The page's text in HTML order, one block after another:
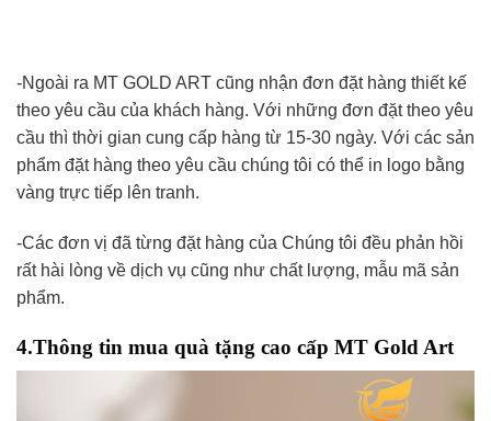
-Ngoài ra MT GOLD ART cũng nhận đơn đặt hàng thiết kế
theo yêu cầu của khách hàng. Với những đơn đặt theo yêu
cầu thì thời gian cung cấp hàng từ 15-30 ngày. Với các sản
phẩm đặt hàng theo yêu cầu chúng tôi có thể in logo bằng
vàng trực tiếp lên tranh.
-Các đơn vị đã từng đặt hàng của Chúng tôi đều phản hồi
rất hài lòng về dịch vụ cũng như chất lượng, mẫu mã sản
phẩm.
4.Thông tin mua quà tặng cao cấp MT Gold Art